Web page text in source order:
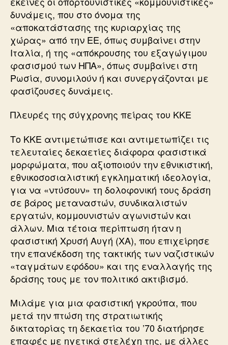
δυνάμεις, που στο όνομα της
«αποκατάστασης της κυριαρχίας της
χώρας» από την ΕΕ, όπως συμβαίνει στην
Ιταλία, ή της «απόκρουσης του εξαγώγιμου
φασισμού των ΗΠΑ», όπως συμβαίνει στη
Ρωσία, συνομιλούν ή και συνεργάζονται με
φασίζουσες δυνάμεις.
Πλευρές της σύγχρονης πείρας του ΚΚΕ
Το ΚΚΕ αντιμετώπισε και αντιμετωπίζει τις
τελευταίες δεκαετίες διάφορα φασιστικά
μορφώματα, που αξιοποιούν την εθνικιστική,
εθνικοσοσιαλιστική εγκληματική ιδεολογία,
για να «ντύσουν» τη δολοφονική τους δράση
σε βάρος μεταναστών, συνδικαλιστών
εργατών, κομμουνιστών αγωνιστών και
άλλων. Μια τέτοια περίπτωση ήταν η
φασιστική Χρυσή Αυγή (ΧΑ), που επιχείρησε
την επανέκδοση της τακτικής των ναζιστικών
«ταγμάτων εφόδου» και της εναλλαγής της
δράσης τους με τον πολιτικό ακτιβισμό.
Μιλάμε για μια φασιστική γκρούπα, που
μετά την πτώση της στρατιωτικής
δικτατορίας τη δεκαετία του ’70 διατήρησε
επαφές με ηγετικά στελέχη της, με άλλες